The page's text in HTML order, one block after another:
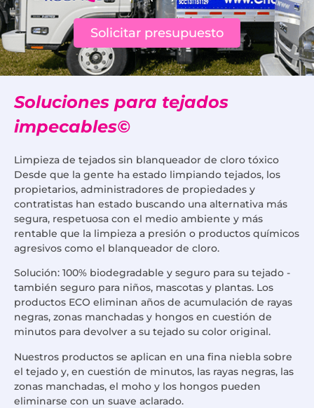
Solicitar presupuesto
Soluciones para tejados
impecables©
Limpieza de tejados sin blanqueador de cloro tóxico
Desde que la gente ha estado limpiando tejados, los
propietarios, administradores de propiedades y
contratistas han estado buscando una alternativa más
segura, respetuosa con el medio ambiente y más
rentable que la limpieza a presión o productos químicos
agresivos como el blanqueador de cloro.
Solución: 100% biodegradable y seguro para su tejado -
también seguro para niños, mascotas y plantas. Los
productos ECO eliminan años de acumulación de rayas
negras, zonas manchadas y hongos en cuestión de
minutos para devolver a su tejado su color original.
Nuestros productos se aplican en una fina niebla sobre
el tejado y, en cuestión de minutos, las rayas negras, las
zonas manchadas, el moho y los hongos pueden
eliminarse con un suave aclarado.